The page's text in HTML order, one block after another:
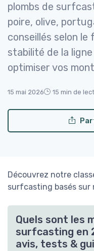
plombs de
poire, olive,
conseillés selon
stabilité de la
optimiser vos
15 mai 2026 15 min de
Découvrez notre
surfcasting basés sur
Quels sont les
surfcasting en
avis, tests &